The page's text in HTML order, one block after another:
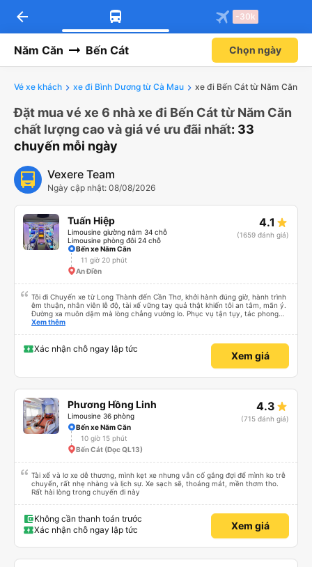
arrow_back -30k
Năm Căn Bến Cát Chọn ngày
Vé xe khách xe đi Bình Dương từ Cà Mau xe đi Bến Cát từ Năm Căn
Đặt mua vé xe 6 nhà xe đi Bến Cát từ Năm Căn
chất lượng cao và giá vé ưu đãi nhất: 33
chuyến mỗi ngày
Vexere Team
Ngày cập nhật: 08/08/2026
Tuấn Hiệp
Limousine giường nằm 34 chỗ
Limousine phòng đôi 24 chỗ
4.1
(1659 đánh giá)
Bến xe Năm Căn
11 giờ 20 phút
An Điền
Tôi đi Chuyến xe từ Long Thành đến Cần Thơ, khởi hành đúng giờ, hành trình
êm thuận, nhân viên lễ độ, tài xế vững tay quả thật khiến tôi an tâm, mãn ý.
Đường xa muôn dặm mà lòng chẳng vướng lo. Phục vụ tận tụy, tác phong
nghiêm cẩn, hiếm thấy giữa thời buổi kim tiền vội vã. Xã hội loạn đạo. Xin gửi
Xem thêm
Xác nhận chỗ ngay lập tức
Xem giá
Phương Hồng Linh
Limousine 36 phòng
4.3
(715 đánh giá)
Bến xe Năm Căn
10 giờ 15 phút
Bến Cát (Dọc QL13)
Tài xế và lơ xe dễ thương, mình kẹt xe nhưng vẫn cố gắng đợi để mình ko trễ
chuyến, rất nhẹ nhàng và lịch sự. Xe sạch sẽ, thoáng mát, mền thơm tho.
Rất hài lòng trong chuyến đi này
Không cần thanh toán trước
Xác nhận chỗ ngay lập tức
Xem giá